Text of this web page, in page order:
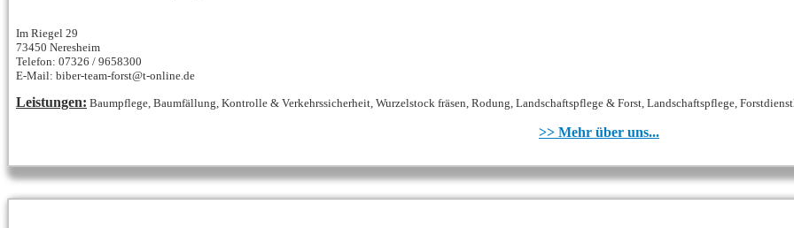
Im Riegel 29
73450 Neresheim
Telefon: 07326 / 9658300
E-Mail: biber-team-forst@t-online.de
Leistungen: Baumpflege, Baumfällung, Kontrolle & Verkehrssicherheit, Wurzelstock fräsen, Rodung, Landschaftspflege & Forst, Landschaftspflege,
>> Mehr über uns...